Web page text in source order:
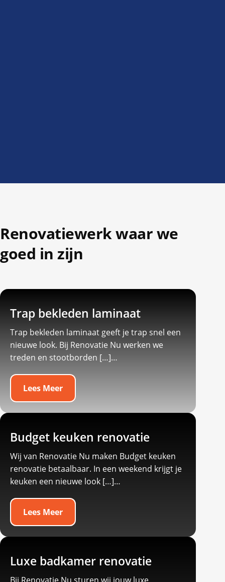
Renovatiewerk waar we
goed in zijn
Trap bekleden laminaat
Trap bekleden laminaat geeft je trap snel een
nieuwe look.​ Bij Renovatie Nu werken we
treden en stootborden […]…
Lees Meer
Budget keuken renovatie
Wij van Renovatie Nu maken Budget keuken
renovatie betaalbaar.​ In een weekend krijgt je
keuken een nieuwe look […]…
Lees Meer
Luxe badkamer renovatie